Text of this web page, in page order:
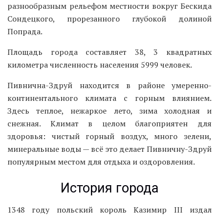
разнообразным рельефом местности вокруг Бескида
Сондецкого, прорезанного глубокой долиной
Попрада.
Площадь города составляет 38, 3 квадратных
километра численность населения 5999 человек.
Пивнична-Здруй находится в районе умеренно-
континентального климата с горным влиянием.
Здесь теплое, нежаркое лето, зима холодная и
снежная. Климат в целом благоприятен для
здоровья: чистый горный воздух, много зелени,
минеральные воды — всё это делает Пивничну-Здруй
популярным местом для отдыха и оздоровления.
История города
1348 году польский король Казимир ІІІ издал